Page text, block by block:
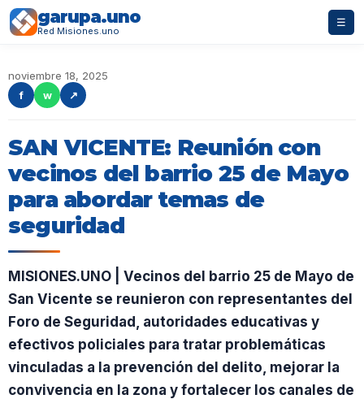
garupa.uno
Red Misiones.uno
☰
noviembre 18, 2025
f
w ↗
SAN VICENTE: Reunión con
vecinos del barrio 25 de Mayo
para abordar temas de
seguridad
MISIONES.UNO | Vecinos del barrio 25 de Mayo de
San Vicente se reunieron con representantes del
Foro de Seguridad, autoridades educativas y
efectivos policiales para tratar problemáticas
vinculadas a la prevención del delito, mejorar la
convivencia en la zona y fortalecer los canales de